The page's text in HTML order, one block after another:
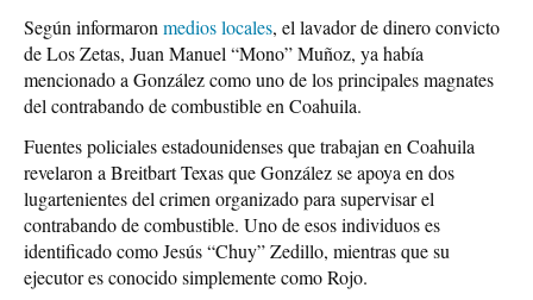
Según informaron medios locales, el lavador de dinero convicto
de Los Zetas, Juan Manuel “Mono” Muñoz, ya había
mencionado a González como uno de los principales magnates
del contrabando de combustible en Coahuila.
Fuentes policiales estadounidenses que trabajan en Coahuila
revelaron a Breitbart Texas que González se apoya en dos
lugartenientes del crimen organizado para supervisar el
contrabando de combustible. Uno de esos individuos es
identificado como Jesús “Chuy” Zedillo, mientras que su
ejecutor es conocido simplemente como Rojo.